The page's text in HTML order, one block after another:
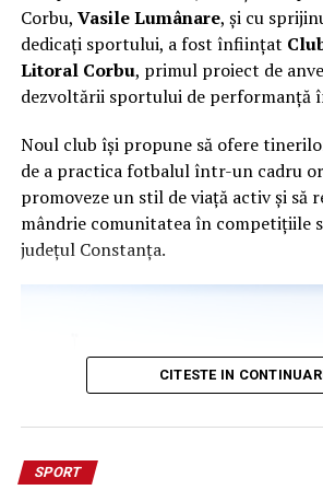
Alegerea ideală pentru navetiști
recreaționali
Vizibilitatea salvează
Pedalezi dimineața devreme, la apus
lumină bună poate face diferența
fi ignorat în trafic.Cu luminile
vezi mai bine – dar ești și mai bine
Nu lăsa întunericul
siguranță cu Lezyne.
Indiferent de sezon sau traseum,
compromisuri la capitolul calitate și
Corbu, Vasile Lumânare, și cu
dedicați sportului, a fost înființat
Litoral Corbu, primul proiect de
dezvoltării sportului de performanță
Noul club își propune să ofere
de a practica fotbalul într-un cadru
promoveze un stil de viață activ și să
mândrie comunitatea în competițiile
județul Constanța.
CITESTE IN
SPORT